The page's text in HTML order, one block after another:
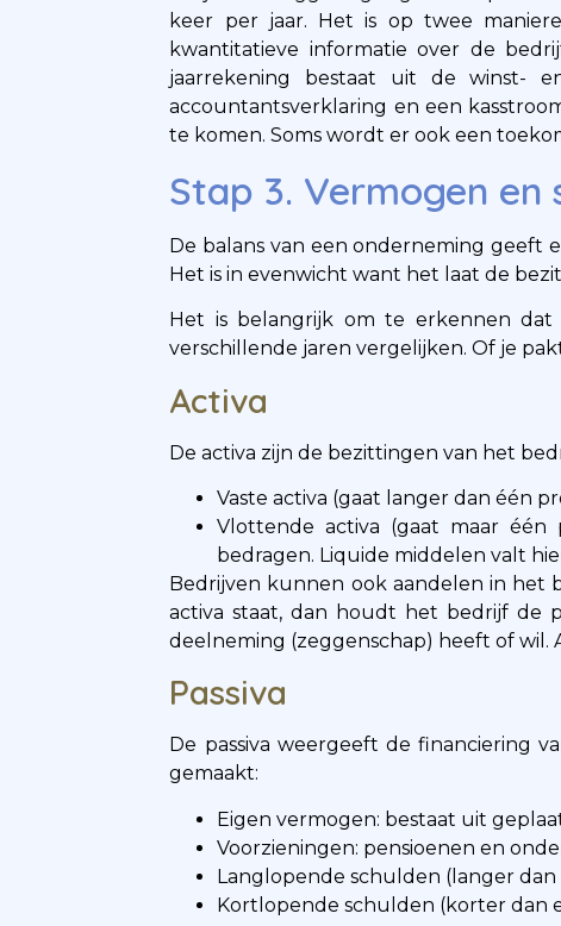
keer per jaar. Het is op twee
kwantitatieve informatie over de
jaarrekening bestaat uit de winst-
accountantsverklaring en een
te komen. Soms wordt er ook een
Stap 3. Vermogen en
De balans van een onderneming geeft
Het is in evenwicht want het laat de
Het is belangrijk om te erkennen
verschillende jaren vergelijken. Of je
Activa
De activa zijn de bezittingen van het
Vaste activa (gaat langer dan één
Vlottende activa (gaat maar één
bedragen. Liquide middelen valt
Bedrijven kunnen ook aandelen in het
activa staat, dan houdt het bedrijf de
deelneming (zeggenschap) heeft of wil.
Passiva
De passiva weergeeft de financiering
gemaakt:
Eigen vermogen: bestaat uit
Voorzieningen: pensioenen en
Langlopende schulden (langer
Kortlopende schulden (korter dan